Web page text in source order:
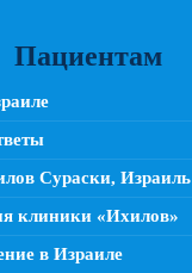
Пациентам
Сураски, Израиль
клиники «Ихилов»
в Израиле